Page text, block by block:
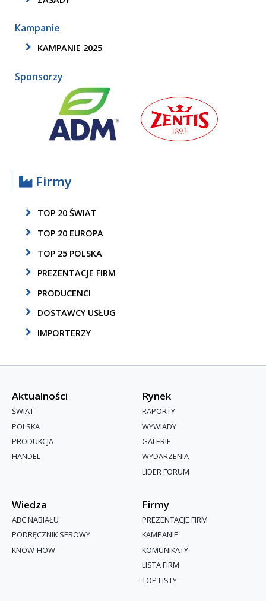
Kampanie
KAMPANIE 2025
Sponsorzy
Firmy
TOP 20 ŚWIAT
TOP 20 EUROPA
TOP 25 POLSKA
PREZENTACJE FIRM
PRODUCENCI
DOSTAWCY USŁUG
IMPORTERZY
Aktualności
ŚWIAT
POLSKA
PRODUKCJA
HANDEL
Rynek
RAPORTY
WYWIADY
GALERIE
WYDARZENIA
LIDER FORUM
Wiedza
ABC NABIAŁU
PODRĘCZNIK SEROWY
KNOW-HOW
Firmy
PREZENTACJE FIRM
KAMPANIE
KOMUNIKATY
LISTA FIRM
TOP LISTY